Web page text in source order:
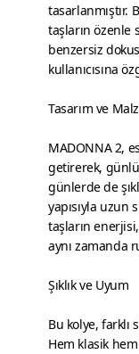
tasarlanmıştır.
taşların özenle
benzersiz
kullanıcısına
Tasarım ve
MADONNA 2,
getirerek,
günlerde de
yapısıyla uzun
taşların
aynı zamanda
Şıklık ve Uyum
Bu kolye,
Hem klasik